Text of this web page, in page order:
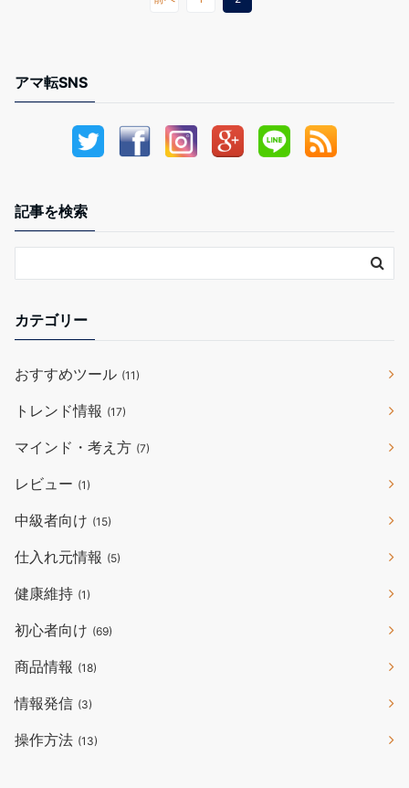
アマ転SNS
記事を検索
カテゴリー
おすすめツール (11)
トレンド情報 (17)
マインド・考え方 (7)
レビュー (1)
中級者向け (15)
仕入れ元情報 (5)
健康維持 (1)
初心者向け (69)
商品情報 (18)
情報発信 (3)
操作方法 (13)